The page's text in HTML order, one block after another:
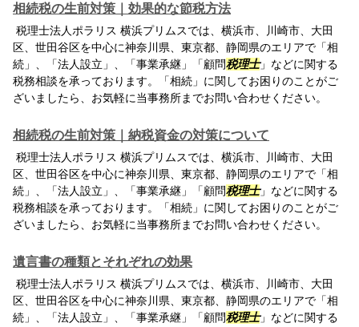
相続税の生前対策｜効果的な節税方法
税理士法人ポラリス 横浜プリムスでは、横浜市、川崎市、大田
区、世田谷区を中心に神奈川県、東京都、静岡県のエリアで「相
続」、「法人設立」、「事業承継」「顧問税理士」などに関する
税務相談を承っております。「相続」に関してお困りのことがご
ざいましたら、お気軽に当事務所までお問い合わせください。
相続税の生前対策｜納税資金の対策について
税理士法人ポラリス 横浜プリムスでは、横浜市、川崎市、大田
区、世田谷区を中心に神奈川県、東京都、静岡県のエリアで「相
続」、「法人設立」、「事業承継」「顧問税理士」などに関する
税務相談を承っております。「相続」に関してお困りのことがご
ざいましたら、お気軽に当事務所までお問い合わせください。
遺言書の種類とそれぞれの効果
税理士法人ポラリス 横浜プリムスでは、横浜市、川崎市、大田
区、世田谷区を中心に神奈川県、東京都、静岡県のエリアで「相
続」、「法人設立」、「事業承継」「顧問税理士」などに関する